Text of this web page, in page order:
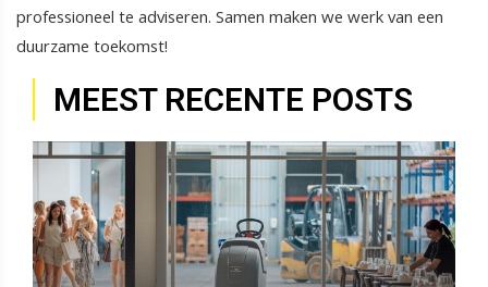
professioneel te adviseren. Samen maken we werk van een
duurzame toekomst!
MEEST RECENTE POSTS